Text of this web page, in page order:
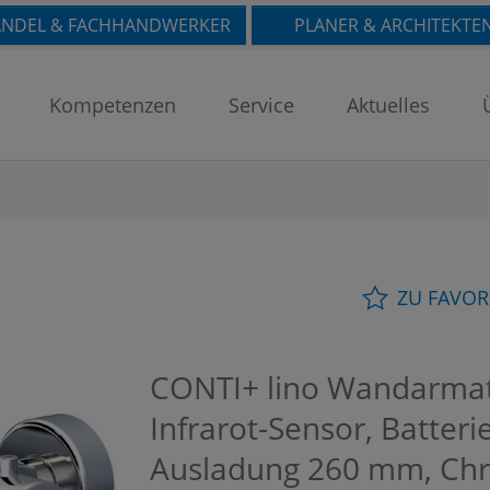
& FACHHANDWERKER PLANER &
Kompetenzen Service Aktuelles
ZU
CONTI+ lino
Infrarot-Sensor,
Ausladung 260 mm,